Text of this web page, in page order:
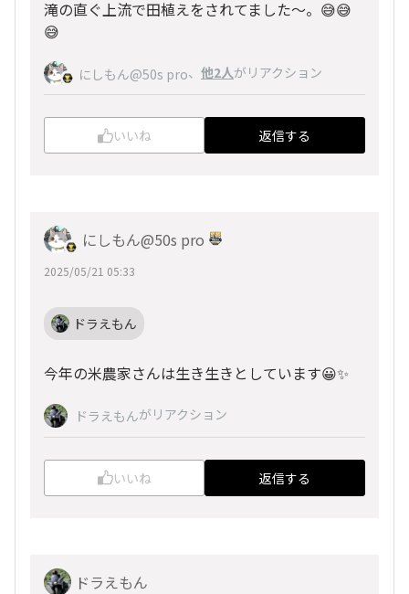
滝の直ぐ上流で田植えをされてました〜。😅😅
😅
にしもん@50s pro、 他2人がリアクション
いいね 返信する
にしもん@50s pro
2025/05/21 05:33
ドラえもん
今年の米農家さんは生き生きとしています😀✨
ドラえもんがリアクション
いいね 返信する
ドラえもん